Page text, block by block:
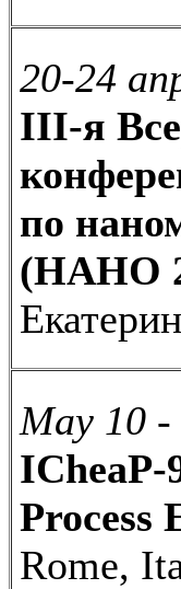
20-24
III-я
по
(НАНО
May 10 -
ICheaP-
Process
Rome,